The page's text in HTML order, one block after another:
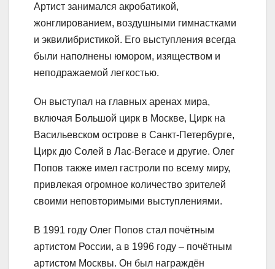
Артист занимался акробатикой,
жонглированием, воздушными гимнастками
и эквилибристикой. Его выступления всегда
были наполнены юмором, изяществом и
неподражаемой легкостью.
Он выступал на главных аренах мира,
включая Большой цирк в Москве, Цирк на
Васильевском острове в Санкт-Петербурге,
Цирк дю Солей в Лас-Вегасе и другие. Олег
Попов также имел гастроли по всему миру,
привлекая огромное количество зрителей
своими неповторимыми выступлениями.
В 1991 году Олег Попов стал почётным
артистом России, а в 1996 году – почётным
артистом Москвы. Он был награждён